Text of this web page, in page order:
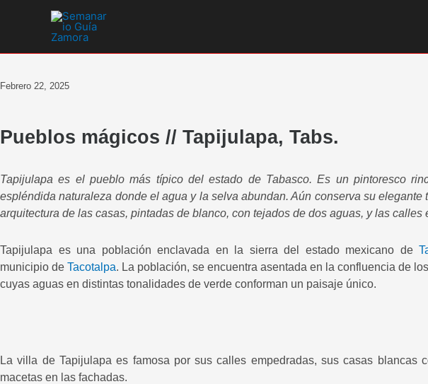
Febrero 22, 2025
Pueblos mágicos // Tapijulapa, Tabs.
Tapijulapa es el pueblo más típico del estado de Tabasco. Es un pintoresco
espléndida naturaleza donde el agua y la selva abundan. Aún conserva su elegante
arquitectura de las casas, pintadas de blanco, con tejados de dos aguas, y las calles
Tapijulapa es una población enclavada en la sierra del estado mexicano de
municipio deTacotalpa. La población, se encuentra asentada en la confluencia de
cuyas aguas en distintas tonalidades de verde conforman un paisaje único.
La villa de Tapijulapa es famosa por sus calles empedradas, sus casas blancas
macetas en las fachadas.